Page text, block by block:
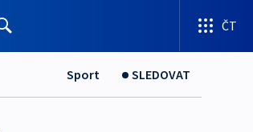
ČT
Sport SLEDOVAT